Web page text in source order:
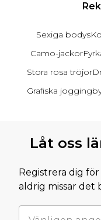
Sexiga bodys
Camo-jackor
Stora rosa tröjor
Grafiska
Låt oss
Registrera dig för
aldrig missar det